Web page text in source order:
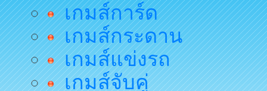
เกมส์การ์ด
เกมส์กระดาน
เกมส์แข่งรถ
เกมส์จับคู่